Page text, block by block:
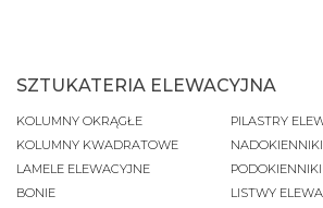
SZTUKATERIA ELEWACYJNA
KOLUMNY OKRĄGŁE
KOLUMNY KWADRATOWE
LAMELE ELEWACYJNE
BONIE
PILASTRY
LISTWY